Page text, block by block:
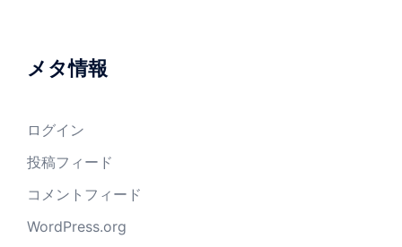
メタ情報
ログイン
投稿フィード
コメントフィード
WordPress.org